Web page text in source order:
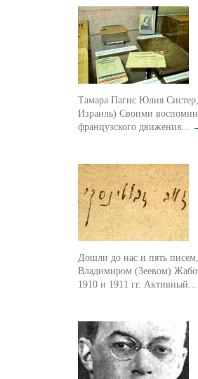
Tамара Пагис Юлия Систер, Бецалель Гендлер (Кирьят-Экрон,
Израиль) Своими воспоминаниями об участнице
французского движения...
Дошли до нас и пять
Владимиром (Зеевом)
1910 и 1911 гг. Активный...